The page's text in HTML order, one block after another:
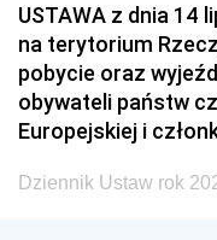
USTAWA z dnia 14
na terytorium
pobycie oraz
obywateli państw
Europejskiej i
Dziennik Ustaw rok